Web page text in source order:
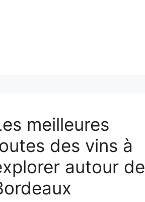
meilleures
des vins à
autour de